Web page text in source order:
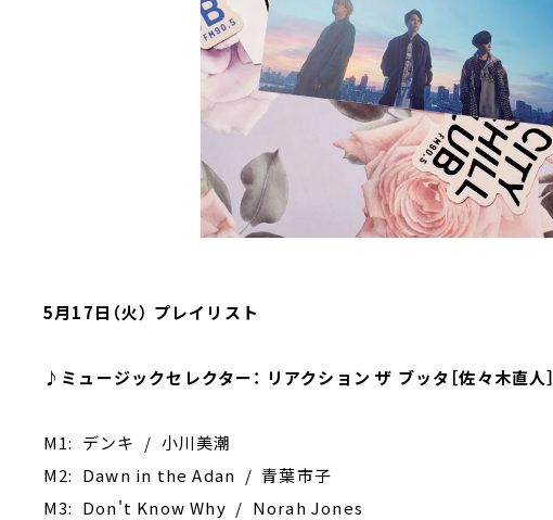
5月17日（火） プレイリスト
♪ミュージックセレクター： リアクション ザ ブッタ［佐々木直人］
M1: デンキ / 小川美潮
M2: Dawn in the Adan / 青葉市子
M3: Don't Know Why / Norah Jones